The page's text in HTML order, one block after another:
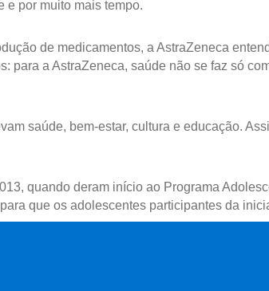
e por muito mais tempo.
de medicamentos, a AstraZeneca
a AstraZeneca, saúde não se faz só
saúde, bem-estar, cultura e educação.
quando deram início ao Programa
que os adolescentes participantes da